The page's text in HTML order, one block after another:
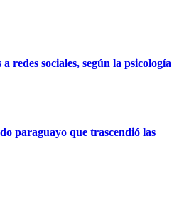
redes sociales, según la psicología
paraguayo que trascendió las